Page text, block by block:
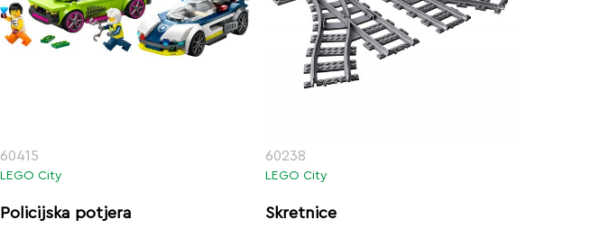
60415
LEGO City
Policijska potjera
60238
LEGO City
Skretnice